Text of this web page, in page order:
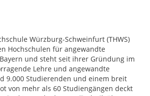
Würzburg-Schweinfurt (THWS)
Hochschulen für angewandte
und steht seit ihrer Gründung im
Lehre und angewandte
9.000 Studierenden und einem breit
von mehr als 60 Studiengängen deckt